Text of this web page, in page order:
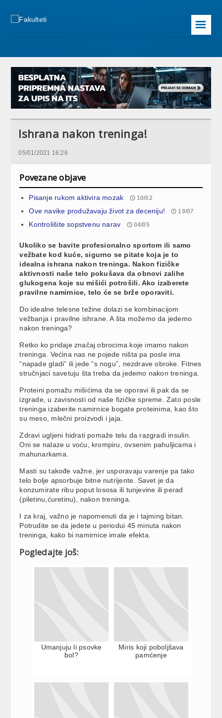
☰
Ishrana nakon treninga!
05/01/2021 16:26
Povezane objave
Pisanje rukom aktivira mozak 10/02
Ove navike produžavaju život za deceniju! 19/07
Kontrolišite sopstvenu narav 04/05
Ukoliko se bavite profesionalno sportom ili samo
vežbate kod kuće, sigurno se pitate koja je to
idealna ishrana nakon treninga. Nakon fizičke
aktivnosti naše telo pokušava da obnovi zalihe
glukogena koje su mišići potrošili. Ako izaberete
pravilne namirnice, telo će se brže oporaviti.
Do idealne telesne težine dolazi se kombinacijom
vežbanja i pravilne ishrane. A šta možemo da jedemo
nakon treninga?
Retko ko pridaje značaj obrocima koje imamo nakon
treninga. Većina nas ne pojede ništa pa posle ima
“napade gladi” ili jede “s nogu”, nezdrave obroke. Fitnes
stručnjaci savetuju šta treba da jedemo nakon treninga.
Proteini pomažu mišićima da se oporavi ili pak da se
izgrade, u zavisnosti od naše fizičke spreme. Zato posle
treninga izaberite namirnice bogate proteinima, kao što
su meso, mlečni proizvodi i jaja.
Zdravi ugljeni hidrati pomaže telu da razgradi insulin.
Oni se nalaze u voću, krompiru, ovsenim pahuljicama i
mahunarkama.
Masti su takođe važne, jer usporavaju varenje pa tako
telo bolje apsorbuje bitne nutrijente. Savet je da
konzumirate ribu poput lososa ili tunjevine ili perad
(piletinu,ćuretinu), nakon treninga.
I za kraj, važno je napomenuti da je i tajming bitan.
Potrudite se da jedete u periodui 45 minuta nakon
treninga, kako bi namirnice imale efekta.
Pogledajte još:
Umanjuju li psovke
bol?
Miris koji poboljšava
pamćenje